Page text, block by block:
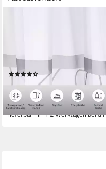
Voile, Vorhang, 2-er Set,
Fertiggardine, transparent,
Querstreifen
(135)
ab 17,99 € UVP
32,99 €
(9,00 €/ 1 Stk)
-45%
lieferbar - in 1-2 Werktagen bei dir